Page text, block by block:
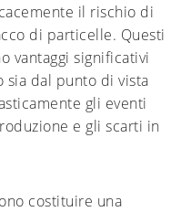
il rischio di
di particelle. Questi
vantaggi significativi
sia dal punto di vista
gli eventi
e gli scarti in
costituire una